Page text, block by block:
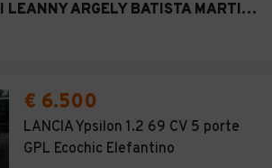
BATISTA AUTO DI LEANNY ARGELY BATISTA MARTINEZ
€ 6.500
LANCIA Ypsilon 1.2 69 CV 5 porte
GPL Ecochic Elefantino